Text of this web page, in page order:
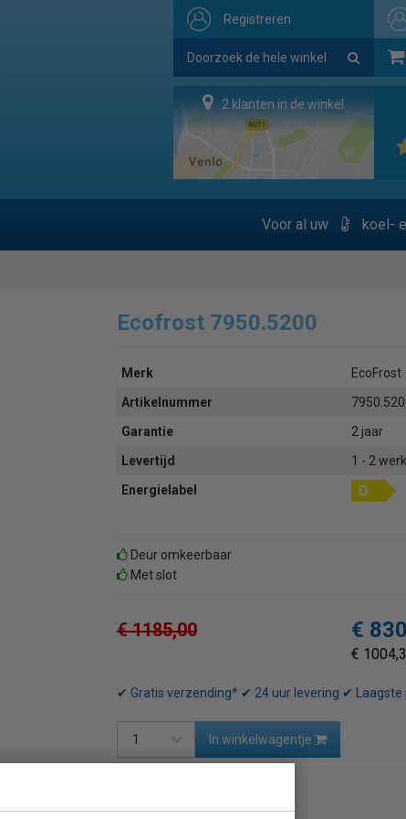
Registreren
2 klanten in de winkel
Voor al uw koel-
Ecofrost 7950.5200
Merk
EcoFrost
Artikelnummer
Garantie
2 jaar
Levertijd
1 - 2
Energielabel
Deur omkeerbaar
Met slot
€ 1185,00 €
€
✔ Gratis verzending* ✔ 24 uur levering ✔ Laagste
In winkelwagentje